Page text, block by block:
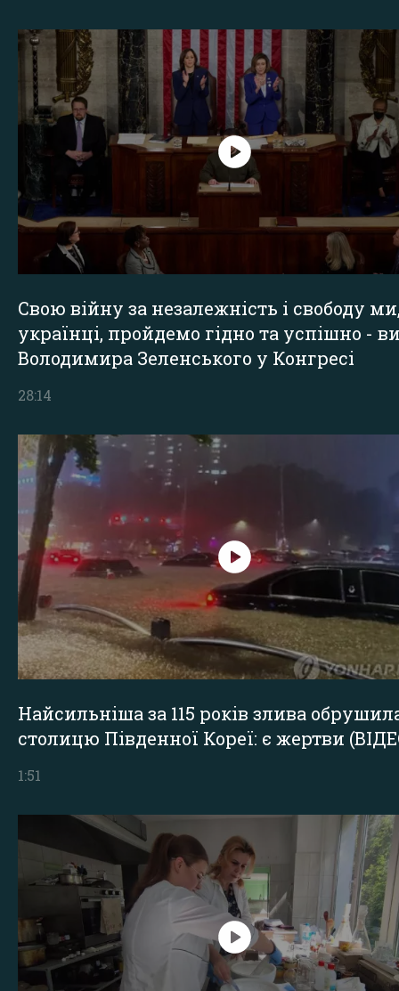
Свою війну за незалежність і свободу
українці, пройдемо гідно та успішно -
Володимира Зеленського у Конгресі
28:14
Найсильніша за 115 років злива
столицю Південної Кореї: є жертви
1:51